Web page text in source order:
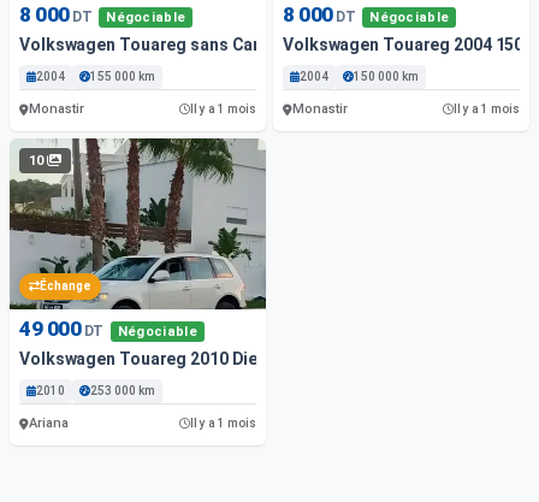
8 000 DT Négociable
Volkswagen Touareg sans Carte Grise 2004 155000 Km
2004 155 000 km
Monastir Il y a 1 mois
8 000 DT Négociable
Volkswagen Touareg 2004
2004 150 000 km
Monastir Il y a 1 mois
10
Échange
49 000 DT Négociable
Volkswagen Touareg 2010 Diesel 253 000 Km
2010 253 000 km
Ariana Il y a 1 mois